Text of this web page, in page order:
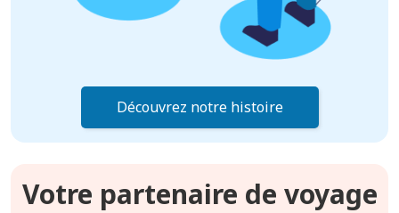
Découvrez notre histoire
Votre partenaire de voyage